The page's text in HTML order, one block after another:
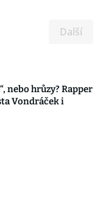
Další
nebo hrůzy? Rapper
Vondráček i